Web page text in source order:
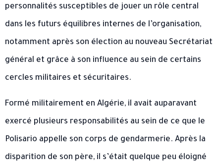
personnalités susceptibles de jouer un rôle central
dans les futurs équilibres internes de l’organisation,
notamment après son élection au nouveau Secrétariat
général et grâce à son influence au sein de certains
cercles militaires et sécuritaires.
Formé militairement en Algérie, il avait auparavant
exercé plusieurs responsabilités au sein de ce que le
Polisario appelle son corps de gendarmerie. Après la
disparition de son père, il s’était quelque peu éloigné